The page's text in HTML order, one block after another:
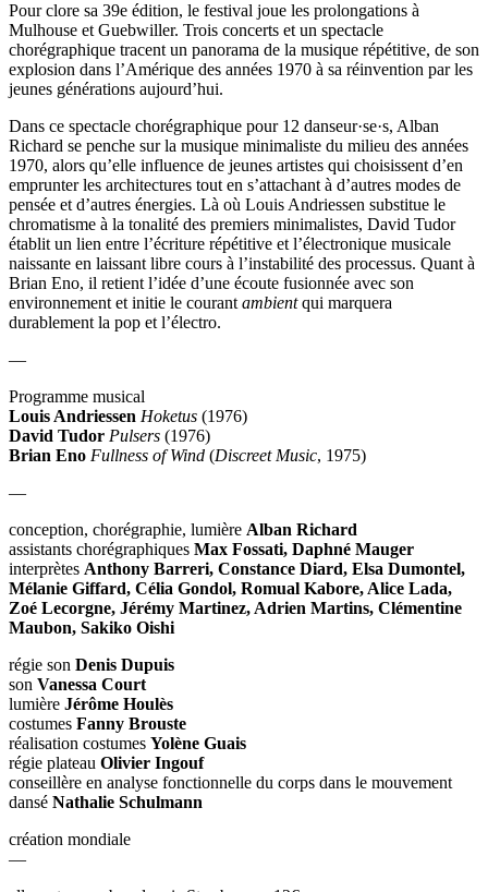
Pour clore sa 39e édition, le festival joue les prolongations à
Mulhouse et Guebwiller. Trois concerts et un spectacle
chorégraphique tracent un panorama de la musique répétitive, de son
explosion dans l’Amérique des années 1970 à sa réinvention par les
jeunes générations aujourd’hui.
Dans ce spectacle chorégraphique pour 12 danseur·se·s, Alban
Richard se penche sur la musique minimaliste du milieu des années
1970, alors qu’elle influence de jeunes artistes qui choisissent d’en
emprunter les architectures tout en s’attachant à d’autres modes de
pensée et d’autres énergies. Là où Louis Andriessen substitue le
chromatisme à la tonalité des premiers minimalistes, David Tudor
établit un lien entre l’écriture répétitive et l’électronique musicale
naissante en laissant libre cours à l’instabilité des processus. Quant à
Brian Eno, il retient l’idée d’une écoute fusionnée avec son
environnement et initie le courantambientqui marquera
durablement la pop et l’électro.
—
Programme musical
Louis Andriessen Hoketus (1976)
David Tudor Pulsers (1976)
Brian Eno Fullness of Wind (Discreet Music, 1975)
—
conception, chorégraphie, lumière Alban Richard
assistants chorégraphiques Max Fossati, Daphné Mauger
interprètes Anthony Barreri, Constance Diard, Elsa Dumontel,
Mélanie Giffard, Célia Gondol, Romual Kabore, Alice Lada,
Zoé Lecorgne, Jérémy Martinez, Adrien Martins, Clémentine
Maubon, Sakiko Oishi
régie son Denis Dupuis
son Vanessa Court
lumière Jérôme Houlès
costumes Fanny Brouste
réalisation costumes Yolène Guais
régie plateau Olivier Ingouf
conseillère en analyse fonctionnelle du corps dans le mouvement
dansé Nathalie Schulmann
création mondiale
—